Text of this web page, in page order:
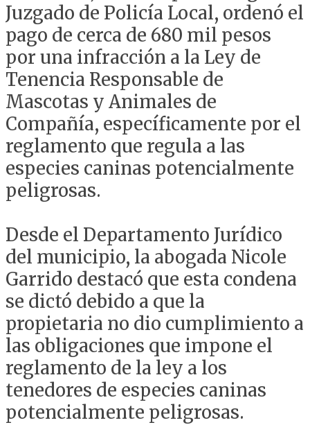
Juzgado de Policía Local, ordenó el
pago de cerca de 680 mil pesos
por una infracción a la Ley de
Tenencia Responsable de
Mascotas y Animales de
Compañía, específicamente por el
reglamento que regula a las
especies caninas potencialmente
peligrosas.
Desde el Departamento Jurídico
del municipio, la abogada Nicole
Garrido destacó que esta condena
se dictó debido a que la
propietaria no dio cumplimiento a
las obligaciones que impone el
reglamento de la ley a los
tenedores de especies caninas
potencialmente peligrosas.